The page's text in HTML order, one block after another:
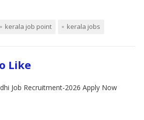
kerala job point kerala jobs
Like
Job Recruitment-2026 Apply Now